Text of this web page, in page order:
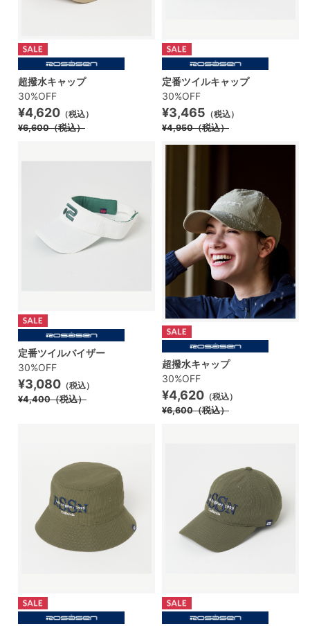
超撥水キャップ
30%OFF
¥4,620 （税込）
¥6,600（税込）
定番ツイルキャップ
30%OFF
¥3,465 （税込）
¥4,950（税込）
定番ツイルバイザー
30%OFF
¥3,080 （税込）
¥4,400（税込）
超撥水キャップ
30%OFF
¥4,620 （税込）
¥6,600（税込）